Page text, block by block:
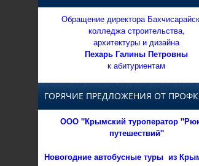
Обращение директора
колледжа строительства,
архитектуры и дизайна
Пехарь Галины Петровны
к абитуриентам
ГОРЯЧИЕ ПРЕДЛОЖЕНИЯ ОТ
ООО "Крымский туроператор
путешествий"
Новогодние автобусные туры из